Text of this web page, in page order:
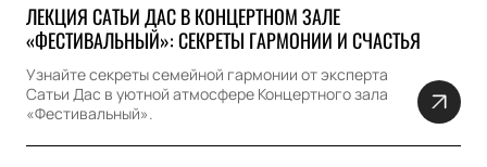
ЛЕКЦИЯ САТЬИ ДАС В КОНЦЕРТНОМ ЗАЛЕ
«ФЕСТИВАЛЬНЫЙ»: СЕКРЕТЫ ГАРМОНИИ И СЧАСТЬЯ
Узнайте секреты семейной гармонии от эксперта
Сатьи Дас в уютной атмосфере Концертного зала
«Фестивальный».